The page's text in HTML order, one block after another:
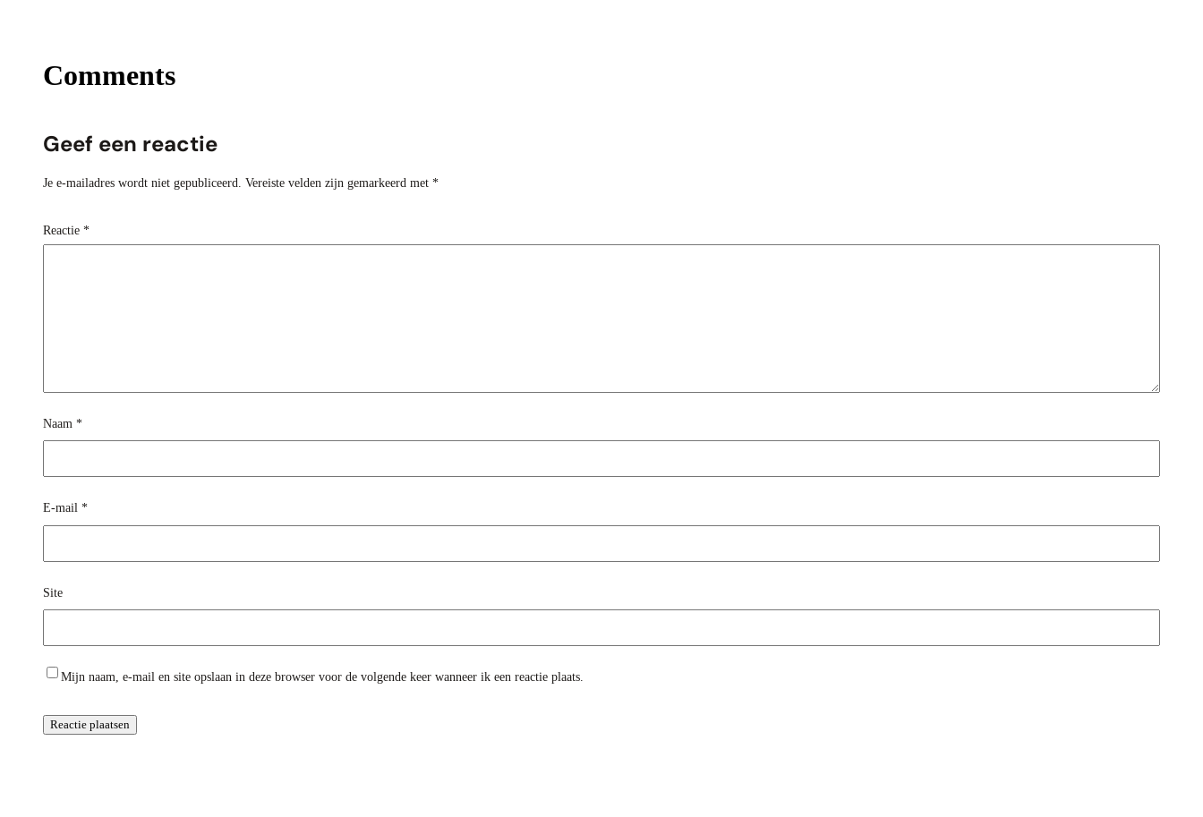
Comments
Geef een reactie
Je e-mailadres wordt niet gepubliceerd. Vereiste velden zijn gemarkeerd met *
Reactie *
Naam *
E-mail *
Site
Mijn naam, e-mail en site opslaan in deze browser voor de volgende keer wanneer ik een reactie plaats.